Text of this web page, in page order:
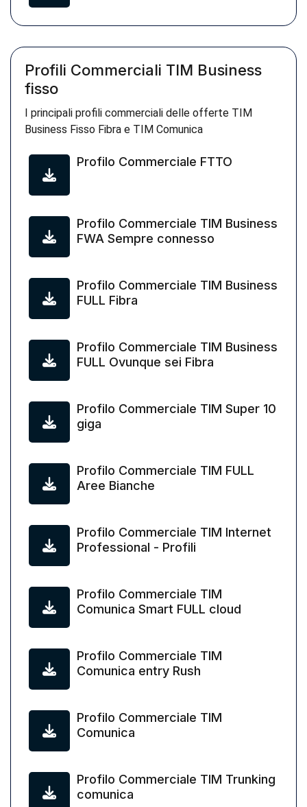
Profili Commerciali TIM Business
fisso
I principali profili commerciali delle offerte TIM
Business Fisso Fibra e TIM Comunica
Profilo Commerciale FTTO
Profilo Commerciale TIM Business
FWA Sempre connesso
Profilo Commerciale TIM Business
FULL Fibra
Profilo Commerciale TIM Business
FULL Ovunque sei Fibra
Profilo Commerciale TIM Super 10
giga
Profilo Commerciale TIM FULL
Aree Bianche
Profilo Commerciale TIM Internet
Professional - Profili
Profilo Commerciale TIM
Comunica Smart FULL cloud
Profilo Commerciale TIM
Comunica entry Rush
Profilo Commerciale TIM
Comunica
Profilo Commerciale TIM Trunking
comunica